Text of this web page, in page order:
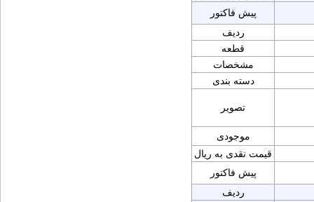
پیش فاکتور
ردیف
قطعه
مشخصات
دسته بندی
تصویر
موجودی
قیمت نقدی به ریال
پیش فاکتور
ردیف